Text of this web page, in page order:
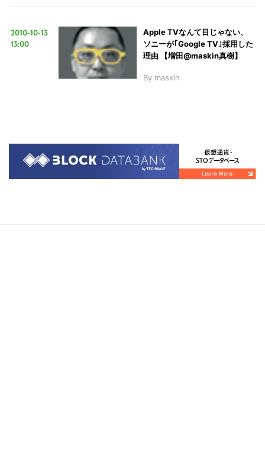
2010-10-13
13:00
Apple TVなんて目じゃない、
ソニーが｢Google TV｣採用した
理由 【増田@maskin真樹】
By maskin